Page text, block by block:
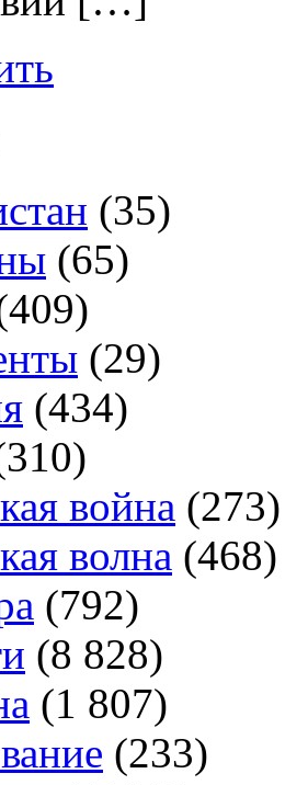
(35)
(65)
(29)
(434)
война (273)
волна (468)
(792)
(8 828)
(1 807)
(233)